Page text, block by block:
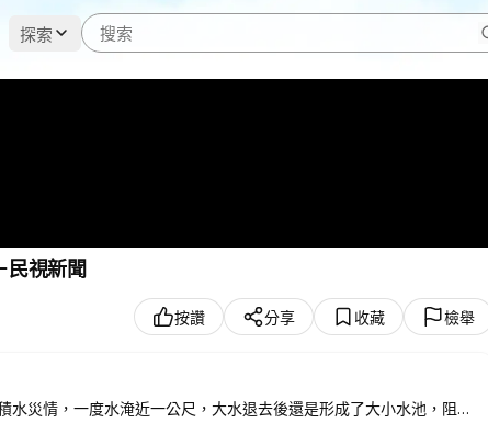
探索
民視新聞
按讚 分享 收藏 檢舉
水災情，一度水淹近一公尺，大水退去後還是形成了大小水池，阻礙